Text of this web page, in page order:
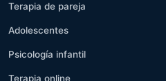
Terapia de pareja
Adolescentes
Psicología infantil
Terapia online